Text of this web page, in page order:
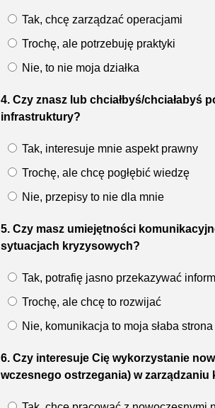
Tak, chcę zarządzać operacjami
Trochę, ale potrzebuję praktyki
Nie, to nie moja działka
4. Czy znasz lub chciałbyś/chciałabyś
infrastruktury?
Tak, interesuje mnie aspekt prawny
Trochę, ale chcę pogłębić wiedzę
Nie, przepisy to nie dla mnie
5. Czy masz umiejętności
sytuacjach kryzysowych?
Tak, potrafię jasno przekazywać
Trochę, ale chcę to rozwijać
Nie, komunikacja to moja słaba strona
6. Czy interesuje Cię wykorzystanie
wczesnego ostrzegania) w zarządzaniu